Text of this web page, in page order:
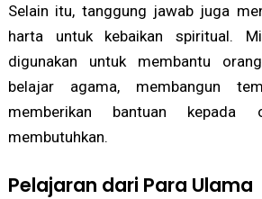
Selain itu, tanggung jawab juga
harta untuk kebaikan spiritual.
digunakan untuk membantu
belajar agama, membangun
memberikan bantuan kepada
membutuhkan.
Pelajaran dari Para Ulama